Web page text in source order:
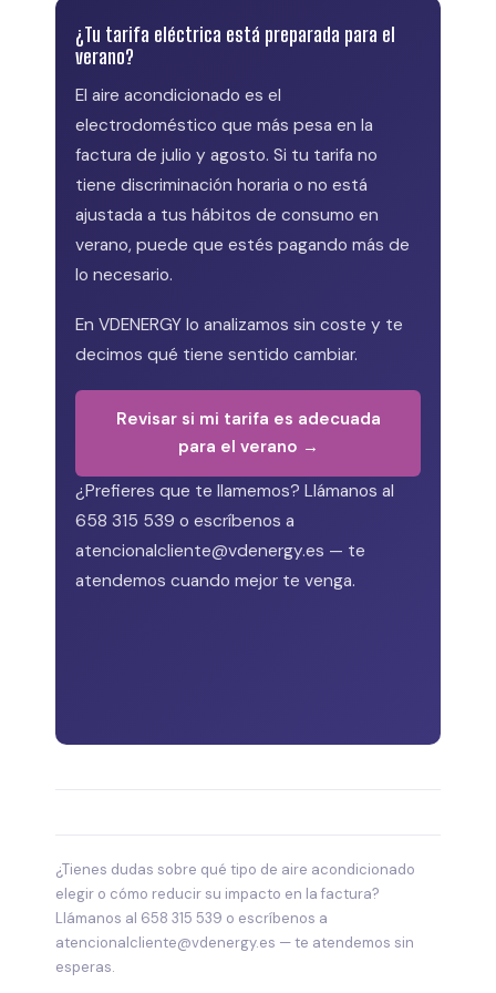
¿Tu tarifa eléctrica está preparada para el
verano?
El aire acondicionado es el
electrodoméstico que más pesa en la
factura de julio y agosto. Si tu tarifa no
tiene discriminación horaria o no está
ajustada a tus hábitos de consumo en
verano, puede que estés pagando más de
lo necesario.
En VDENERGY lo analizamos sin coste y te
decimos qué tiene sentido cambiar.
Revisar si mi tarifa es adecuada
para el verano →
¿Prefieres que te llamemos? Llámanos al
658 315 539 o escríbenos a
atencionalcliente@vdenergy.es — te
atendemos cuando mejor te venga.
¿Tienes dudas sobre qué tipo de aire acondicionado
elegir o cómo reducir su impacto en la factura?
Llámanos al 658 315 539 o escríbenos a
atencionalcliente@vdenergy.es — te atendemos sin
esperas.